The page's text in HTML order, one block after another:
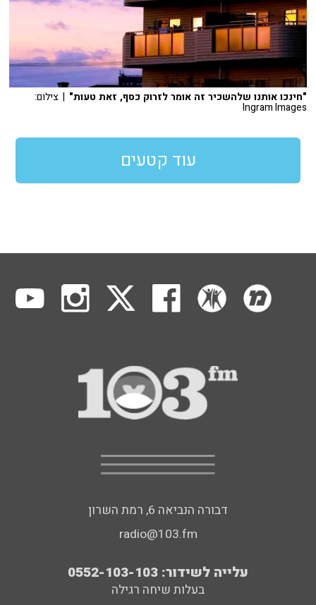
"חינכו אותנו שלהשכיר זה אומר לזרוק כסף, זאת טעות" | צילום:
Ingram Images
עוד קטעים
דבורה הנביאה 6, רמת השרון
radio@103.fm
עלייה לשידור: 0552-103-103
בעלות שיחה רגילה